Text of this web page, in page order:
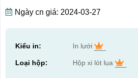
Ngày cn giá: 2024-03-27
Kiểu in: In lưới
Loại hộp: Hộp xi lót lụa